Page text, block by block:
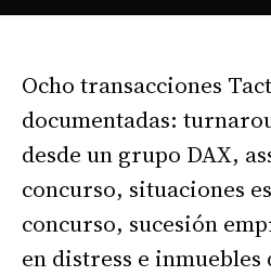
Ocho transacciones
documentadas:
desde un grupo DAX,
concurso, situaciones
concurso, sucesión
en distress e inmuebles